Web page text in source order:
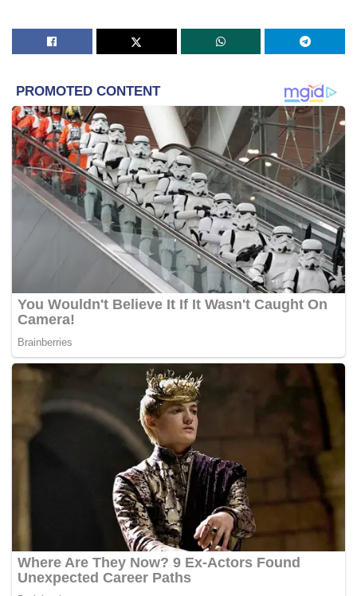
Dan Galian (PTG) juga mendapati tiada letupan yang
hari.
“Hasil semakan dengan Jabatan Meteorologi Malaysia
(MetMalaysia) mendapati, daerah Ipoh tidak terkesan
dengan sebarang aktiviti seismik walaupun terdapat
kejadian gempa bumi yang berlaku di Halmahera,
Indonesia pada jam 11.24 pagi tadi.
“Pihak polis sedang menyiasat mengenai insiden ini dan
orang ramai dinasihati supaya bertenang dan tidak
membuat sebarang spekulasi berkaitan kejadian ini
sehingga mencetuskan kegusaran awam,” katanya dalam
kenyataan, hari ini.
Azizi berkata, orang ramai yang mempunyai maklumat
diminta untuk menghubungi Pusat Kawalan Kontinjen
Perak di talian 05-2451119 atau 05-2451073 untuk
membantu siasatan.
Terdahulu, media melaporkan penduduk Ipoh cemas
akibat merasi gegaran selama beberapa saat disusuli
bunyi kuat seakan dentuman di bahagian atas bangunan.
Tinjauan di media sosial mendapati pengguna mendakwa
gegaran terbabit dirasai di Hospital Raja Permaisuri
Bainun (HRPB), Chemor, Stadium Perak, Meru Raya,
Falim dan Gugusan Manjoi.